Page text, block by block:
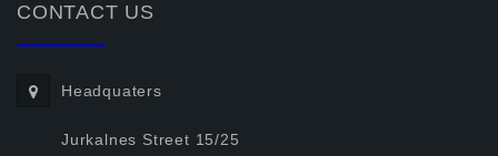
CONTACT US
Headquaters
Jurkalnes Street 15/25